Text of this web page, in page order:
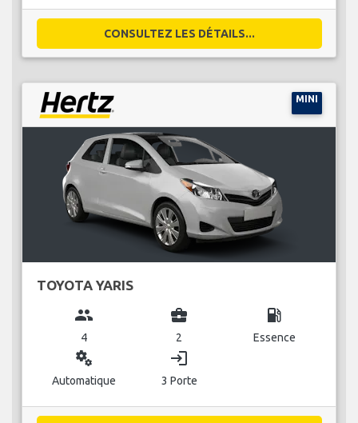
CONSULTEZ LES DÉTAILS...
MINI
TOYOTA YARIS
group
4
business_center
2
local_gas_station
Essence
miscellaneous_services
Automatique
login
3 Porte